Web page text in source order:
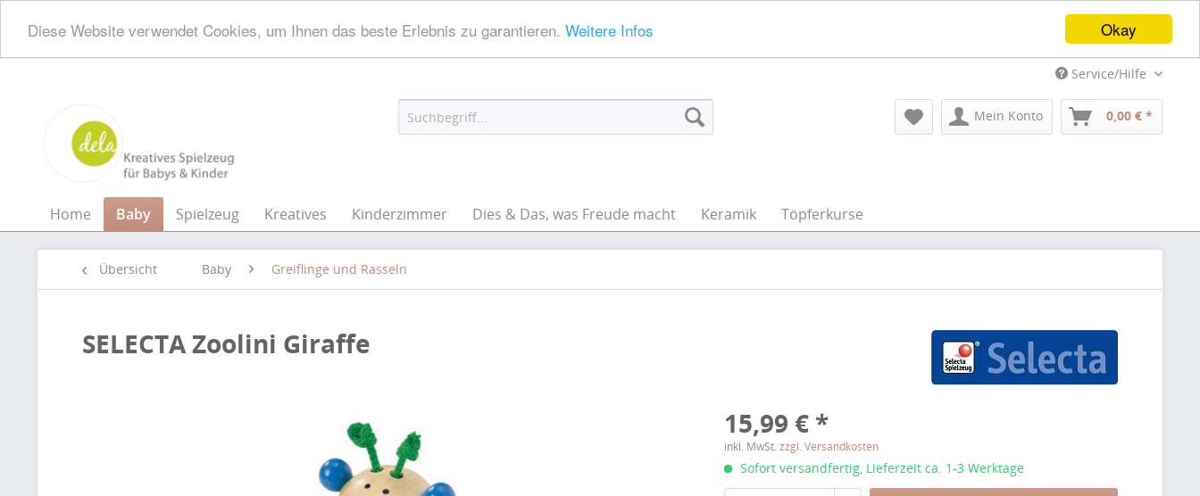
Okay
Diese Website verwendet Cookies, um Ihnen das beste Erlebnis zu garantieren. Weitere Infos
Service/Hilfe
Mein Konto 0,00 € *
Home Baby Spielzeug Kreatives Kinderzimmer Dies & Das, was Freude macht Keramik Töpferkurse
Übersicht Baby Greiflinge und Rasseln
SELECTA Zoolini Giraffe
15,99 € *
inkl. MwSt.zzgl. Versandkosten
Sofort versandfertig, Lieferzeit ca. 1-3 Werktage